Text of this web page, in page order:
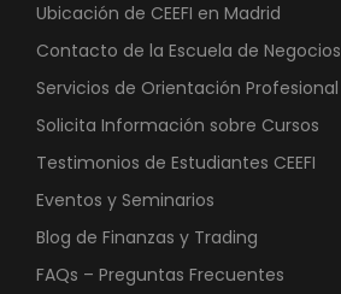
Ubicación de CEEFI en Madrid
Contacto de la Escuela de Negocios
Servicios de Orientación Profesional
Solicita Información sobre Cursos
Testimonios de Estudiantes CEEFI
Eventos y Seminarios
Blog de Finanzas y Trading
FAQs – Preguntas Frecuentes